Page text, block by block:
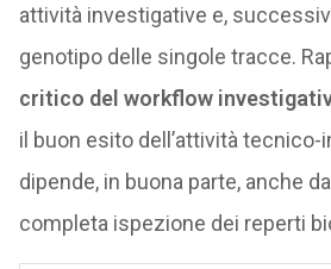
attività investigative e,
genotipo delle singole tracce.
critico del workflow
il buon esito dell’attività tecnico-
dipende, in buona parte, anche
completa ispezione dei reperti